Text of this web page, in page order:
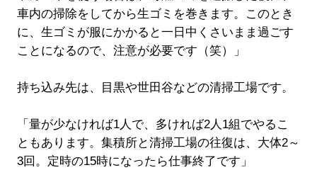
車内の掃除をしてから生ゴミを巻きます。このとき
に、生ゴミが服にかかると一日中くさいまま過ごす
ことになるので、注意が必要です（笑）」
持ち込み先は、目黒や世田谷などの清掃工場です。
「量が少なければ1人で、多ければ2人1組でやるこ
ともあります。集積所と清掃工場の往復は、大体2～
3回。定時の15時になったら仕事終了です」